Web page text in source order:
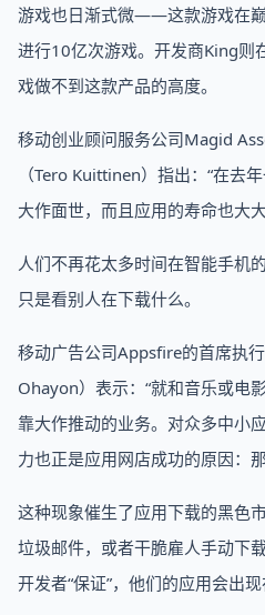
游戏也日渐式微——这款游戏在
进行10亿次游戏。开发商King则
戏做不到这款产品的高度。
移动创业顾问服务公司Magid
（Tero Kuittinen）指出：“在去
大作面世，而且应用的寿命也大
人们不再花太多时间在智能手机
只是看别人在下载什么。
移动广告公司Appsfire的首席执
Ohayon）表示：“就和音乐或电
靠大作推动的业务。对众多中小
力也正是应用网店成功的原因：
这种现象催生了应用下载的黑色
垃圾邮件，或者干脆雇人手动下
开发者“保证”，他们的应用会出现